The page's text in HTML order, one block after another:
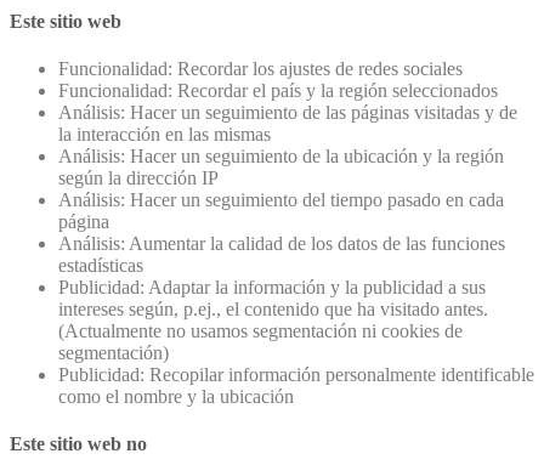
Este sitio web
Funcionalidad: Recordar los ajustes de redes sociales
Funcionalidad: Recordar el país y la región seleccionados
Análisis: Hacer un seguimiento de las páginas visitadas y de
la interacción en las mismas
Análisis: Hacer un seguimiento de la ubicación y la región
según la dirección IP
Análisis: Hacer un seguimiento del tiempo pasado en cada
página
Análisis: Aumentar la calidad de los datos de las funciones
estadísticas
Publicidad: Adaptar la información y la publicidad a sus
intereses según, p.ej., el contenido que ha visitado antes.
(Actualmente no usamos segmentación ni cookies de
segmentación)
Publicidad: Recopilar información personalmente identificable
como el nombre y la ubicación
Este sitio web no